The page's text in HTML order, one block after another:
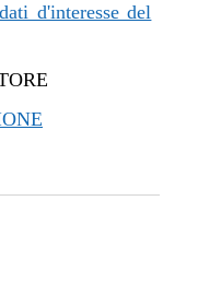
d'interesse del